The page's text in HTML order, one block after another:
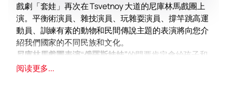
戲劇「套娃」再次在 Tsvetnoy 大道的尼庫林馬戲團上
演。平衡術演員、雜技演員、玩雜耍演員、撐竿跳高運
動員、訓練有素的動物和民間傳說主題的表演將向您介
紹我們國家的不同民族和文化。
尼庫林馬戲團表演“俄羅斯娃娃”的門票肯定會給孩子和
他們的父母帶來大量積極的情緒，因為根據觀眾的評
阅读更多...